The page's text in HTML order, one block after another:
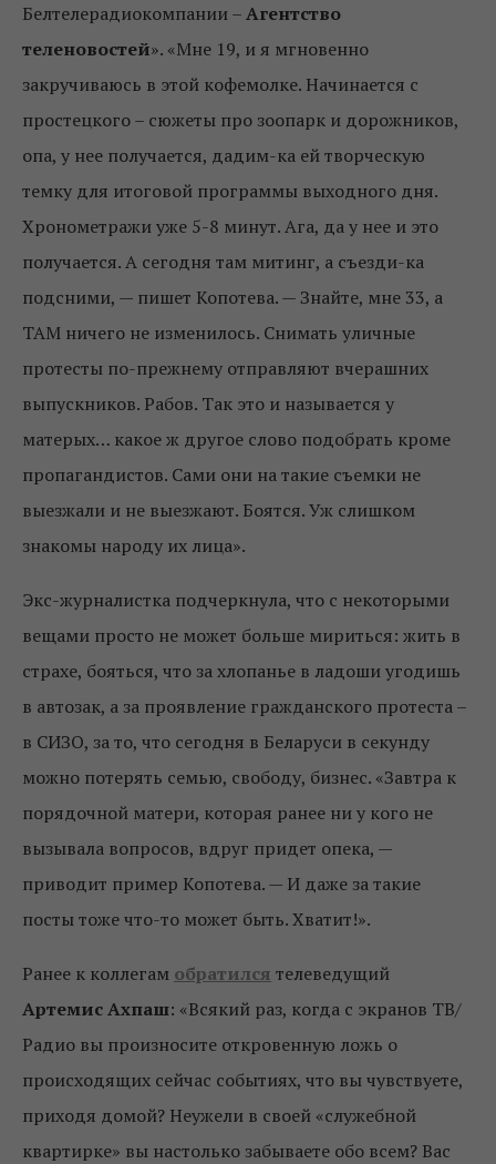
Белтелерадиокомпании –Агентство
теленовостей». «Мне 19, и я мгновенно
закручиваюсь в этой кофемолке. Начинается с
простецкого – сюжеты про зоопарк и дорожников,
опа, у нее получается, дадим-ка ей творческую
темку для итоговой программы выходного дня.
Хронометражи уже 5-8 минут. Ага, да у нее и это
получается. А сегодня там митинг, а съезди-ка
подсними, — пишет Копотева. — Знайте, мне 33, а
ТАМ ничего не изменилось. Снимать уличные
протесты по-прежнему отправляют вчерашних
выпускников. Рабов. Так это и называется у
матерых… какое ж другое слово подобрать кроме
пропагандистов. Сами они на такие съемки не
выезжали и не выезжают. Боятся. Уж слишком
знакомы народу их лица».
Экс-журналистка подчеркнула, что с некоторыми
вещами просто не может больше мириться: жить в
страхе, бояться, что за хлопанье в ладоши угодишь
в автозак, а за проявление гражданского протеста –
в СИЗО, за то, что сегодня в Беларуси в секунду
можно потерять семью, свободу, бизнес. «Завтра к
порядочной матери, которая ранее ни у кого не
вызывала вопросов, вдруг придет опека, —
приводит пример Копотева. — И даже за такие
посты тоже что-то может быть. Хватит!».
Ранее к коллегам обратился телеведущий
Артемис Ахпаш: «Всякий раз, когда с экранов ТВ/
Радио вы произносите откровенную ложь о
происходящих сейчас событиях, что вы чувствуете,
приходя домой? Неужели в своей «служебной
квартирке» вы настолько забываете обо всем? Вас